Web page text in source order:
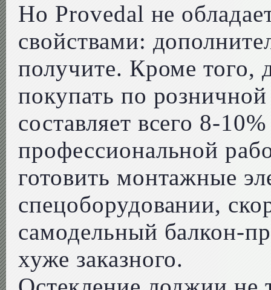
Но Provedal не
свойствами:
получите. Кроме того,
покупать по
составляет всего 8-
профессиональной
готовить монтажные
спецоборудовании,
самодельный балкон-
хуже заказного.